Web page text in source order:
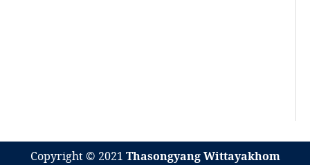
Copyright © 2021 Thasongyang Wittayakhom